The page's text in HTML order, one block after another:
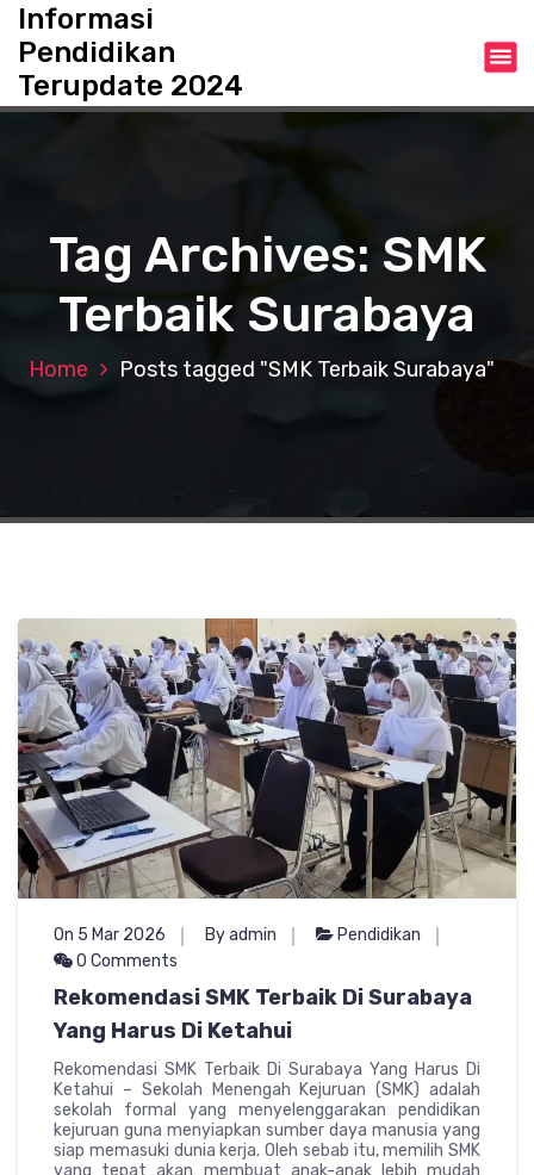
t
Informasi
Pendidikan
Terupdate 2024
Tag Archives: SMK
Terbaik Surabaya
Home Posts tagged "SMK Terbaik Surabaya"
On 5 Mar 2026 By admin
Pendidikan
0 Comments
Rekomendasi SMK Terbaik Di Surabaya
Yang Harus Di Ketahui
Rekomendasi SMK Terbaik Di Surabaya Yang Harus Di
Ketahui – Sekolah Menengah Kejuruan (SMK) adalah
sekolah formal yang menyelenggarakan pendidikan
kejuruan guna menyiapkan sumber daya manusia yang
siap memasuki dunia kerja. Oleh sebab itu, memilih SMK